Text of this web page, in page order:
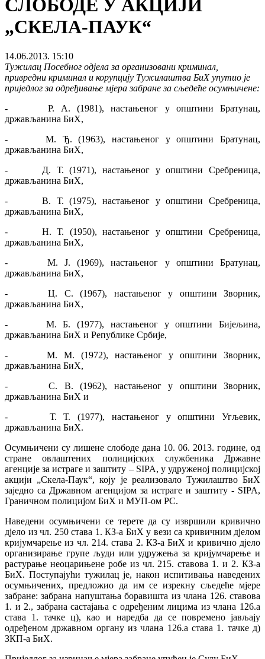
СЛОБОДЕ У АКЦИЈИ
„СКЕЛА-ПАУК“
14.06.2013. 15:10
Тужилац Посебног одјела за организовани криминал,
привредни криминал и корупцију Тужилаштва БиХ упутио је
приједлог за одређивање мјера забране за сљедеће осумњичене:
- Р. А. (1981), настањеног у општини Братунац,
држављанина БиХ,
- М. Ђ. (1963), настањеног у општини Братунац,
држављанина БиХ,
- Д. Т. (1971), настањеног у општини Сребреница,
држављанина БиХ,
- В. Т. (1975), настањеног у општини Сребреница,
држављанина БиХ,
- Н. Т. (1950), настањеног у општини Сребреница,
држављанина БиХ,
- М. Ј. (1969), настањеног у општини Братунац,
држављанина БиХ,
- Ц. С. (1967), настањеног у општини Зворник,
држављанина БиХ,
- М. Б. (1977), настањеног у општини Бијељина,
држављанина БиХ и Републике Србије,
- М. М. (1972), настањеног у општини Зворник,
држављанина БиХ,
- С. В. (1962), настањеног у општини Зворник,
држављанина БиХ и
- Т. Т. (1977), настањеног у општини Угљевик,
држављанина БиХ.
Осумњичени су лишене слободе дана 10. 06. 2013. године, од
стране овлаштених полицијских службеника Државне
агенције за истраге и заштиту – SIPA, у удруженој полицијској
акцији „Скела-Паук“, коју је реализовало Тужилаштво БиХ
заједно са Државном агенцијом за истраге и заштиту - SIPA,
Граничном полицијом БиХ и МУП-ом РС.
Наведени осумњичени се терете да су извршили кривично
дјело из чл. 250 става 1. КЗ-а БиХ у вези са кривичним дјелом
кријумчарење из чл. 214. става 2. КЗ-а БиХ и кривично дјело
организирање групе људи или удружења за кријумчарење и
растурање неоцарињене робе из чл. 215. ставова 1. и 2. КЗ-а
БиХ. Поступајући тужилац је, након испитивања наведених
осумњичених, предложио да им се изрекну сљедеће мјере
забране: забрана напуштања боравишта из члана 126. ставова
1. и 2., забрана састајања с одређеним лицима из члана 126.а
става 1. тачке ц), као и наредба да се повремено јављају
одређеном државном органу из члана 126.а става 1. тачке д)
ЗКП-а БиХ.